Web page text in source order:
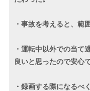
・事故を考えると、範
・運転中以外での当て
良いと思ったので安心
・録画する際になるべ